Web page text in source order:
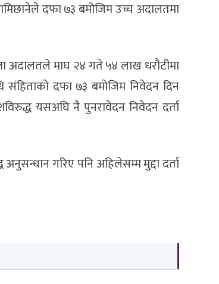
दफा ७३ बमोजिम उच्च अदालतमा
अदालतले माघ २४ गते ५४ लाख धराैटीमा
संहिताकाे दफा ७३ बमाेजिम निवेदन दिन
यसअघि नै पुनरावेदन निवेदन दर्ता
गरिए पनि अहिलेसम्म मुद्दा दर्ता